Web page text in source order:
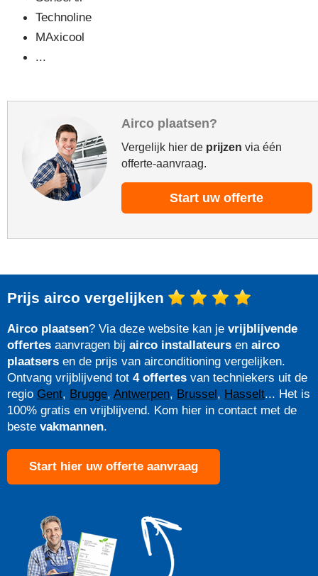
Technoline
MAxicool
...
Airco plaatsen?
Vergelijk hier de prijzen via één
offerte-aanvraag.
Start uw offerte
Prijs airco vergelijken
Airco plaatsen? Via deze website kan je vrijblijvende
offertes aanvragen bij airco installateurs en airco
plaatsers en de prijs van airconditioning vergelijken.
Ontvang vrijblijvend tot 4 offertes van techniekers uit de
regio Gent, Brugge, Antwerpen, Brussel, Hasselt... Het is
100% gratis en vrijblijvend. Kom hier in contact met de
beste vakmannen.
Start hier uw offerte aanvraag